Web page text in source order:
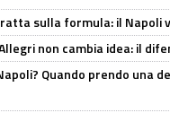
sulla formula: il Napoli
non cambia idea: il
Quando prendo una